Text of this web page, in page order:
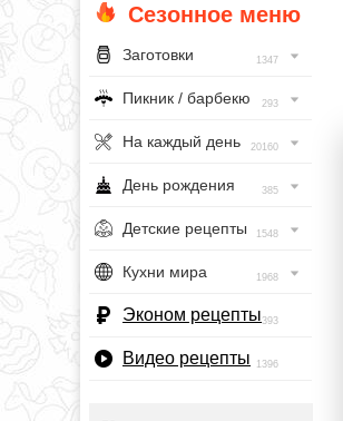
Сезонное меню
Заготовки 1347
Пикник / барбекю 293
На каждый день 20160
День рождения 385
Детские рецепты 1548
Кухни мира 1968
Эконом рецепты393
Видео рецепты 1396